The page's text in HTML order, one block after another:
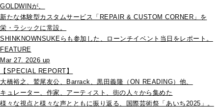
GOLDWINが、
新たな体験型カスタムサービス「REPAIR & CUSTOM CORNER」を
栄・ラシックに常設。
SHINKNOWNSUKEらも参加した、ローンチイベント当日をレポート。
FEATURE
Mar 27. 2026 up
【SPECIAL REPORT】
大橋裕之、鷲尾友公、Barrack、黒田義隆（ON READING）他、
キュレーター、作家、アーティスト、街の人々から集めた
様々な視点と様々な声とともに振り返る、国際芸術祭「あいち2025」。